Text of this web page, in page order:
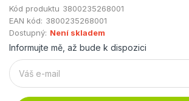
Kód produktu 3800235268001
EAN kód: 3800235268001
Dostupný: Není skladem
Informujte mě, až bude k dispozici